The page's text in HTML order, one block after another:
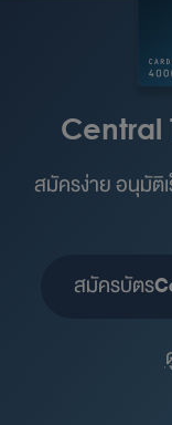
Central
สมัครง่าย อนุมัติ
สมัครบัตร